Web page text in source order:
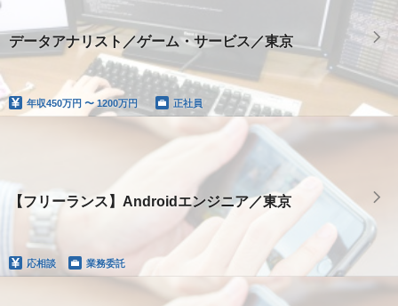
データアナリスト／ゲーム・サービス／東京
年収450万円 〜 1200万円 正社員
【フリーランス】Androidエンジニア／東京
応相談 業務委託